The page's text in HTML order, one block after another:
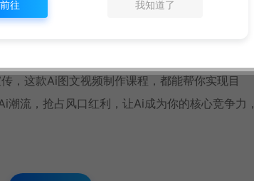
全新玩法持续更新，让你快速掌握Ai创作技能，
，这款Ai图文视频制作课程，都能帮你实现目
流，抢占风口红利，让Ai成为你的核心竞争力，
往 我知道了